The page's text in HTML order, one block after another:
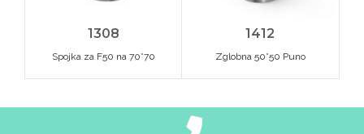
1308
Spojka za F50 na 70*70
1412
Zglobna 50*50 Puno